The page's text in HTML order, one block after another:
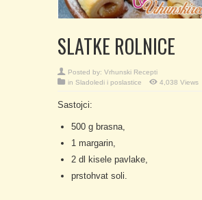
SLATKE ROLNICE
Posted by: Vrhunski Recepti
in Sladoledi i poslastice 4,038 Views
Sastojci:
500 g brasna,
1 margarin,
2 dl kisele pavlake,
prstohvat soli.